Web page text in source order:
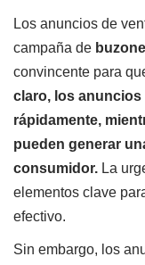
Los anuncios de
campaña de
convincente para
claro, los
rápidamente,
pueden generar
consumidor. La
elementos clave
efectivo.
Sin embargo, los